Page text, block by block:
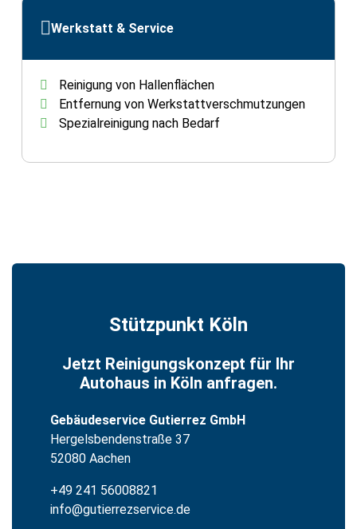
Werkstatt & Service
Reinigung von Hallenflächen
Entfernung von Werkstattverschmutzungen
Spezialreinigung nach Bedarf
Stützpunkt Köln
Jetzt Reinigungskonzept für Ihr
Autohaus in Köln anfragen.
Gebäudeservice Gutierrez GmbH
Hergelsbendenstraße 37
52080 Aachen
+49 241 56008821
info@gutierrezservice.de